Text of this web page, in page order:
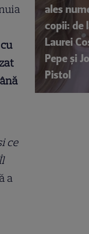
ce
a
ales
copii: de
Laurei
Pepe și
Pistol